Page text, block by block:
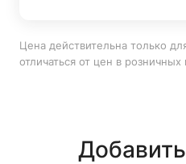
Цена действительна только
отличаться от цен в розничных